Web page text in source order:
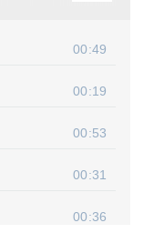
00:49
00:19
00:53
00:31
00:36